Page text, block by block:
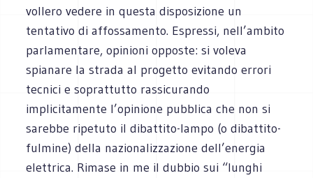
vollero vedere in questa disposizione un
tentativo di affossamento. Espressi, nell’ambito
parlamentare, opinioni opposte: si voleva
spianare la strada al progetto evitando errori
tecnici e soprattutto rassicurando
implicitamente l’opinione pubblica che non si
sarebbe ripetuto il dibattito-lampo (o dibattito-
fulmine) della nazionalizzazione dell’energia
elettrica. Rimase in me il dubbio sui “lunghi